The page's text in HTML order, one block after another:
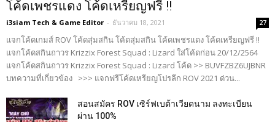
โค้ดเพชรแดง โค้ดเหรียญฟรี !!
i3siam Tech & Game Editor - ธันวาคม 18, 2021 27
แจกโค้ดเกมส์ ROV โค้ดสุ่มสกิน โค้ดสุ่มสกิน โค้ดเพชรแดง โค้ดเหรียญฟรี !!
แจกโค้ดสกินถาวร Krizzix Forest Squad : Lizard ใส่โค้ดก่อน 20/12/2564
แจกโค้ดสกินถาวร Krizzix Forest Squad : Lizard โค้ด >> BUVFZBZ6UJBNR
บทความที่เกี่ยวข้อง >>> แจกฟรีโค้ดเหรียญโปรลีก ROV 2021 ด่วน...
สอนสมัคร ROV เซิร์ฟเบต้าเวียดนาม ลงทะเบียน
ผ่าน 100%